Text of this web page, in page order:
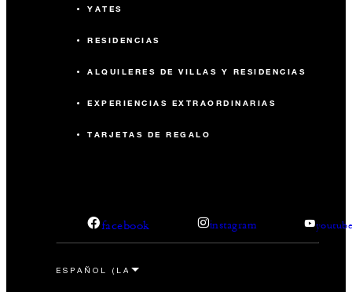
YATES
RESIDENCIAS
ALQUILERES DE VILLAS Y RESIDENCIAS
EXPERIENCIAS EXTRAORDINARIAS
TARJETAS DE REGALO
facebook instagram